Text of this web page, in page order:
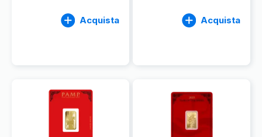
Acquista Acquista